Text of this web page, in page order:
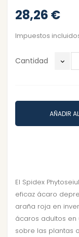
28,26 €
Impuestos
Cantidad
AÑADIR
El Spidex
eficaz ácaro
araña roja en
ácaros adultos en
sobre las plantas